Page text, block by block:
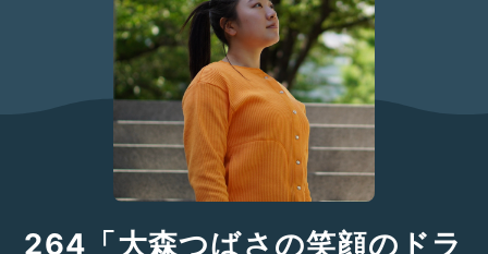
264「大森つばさの笑顔のドラ